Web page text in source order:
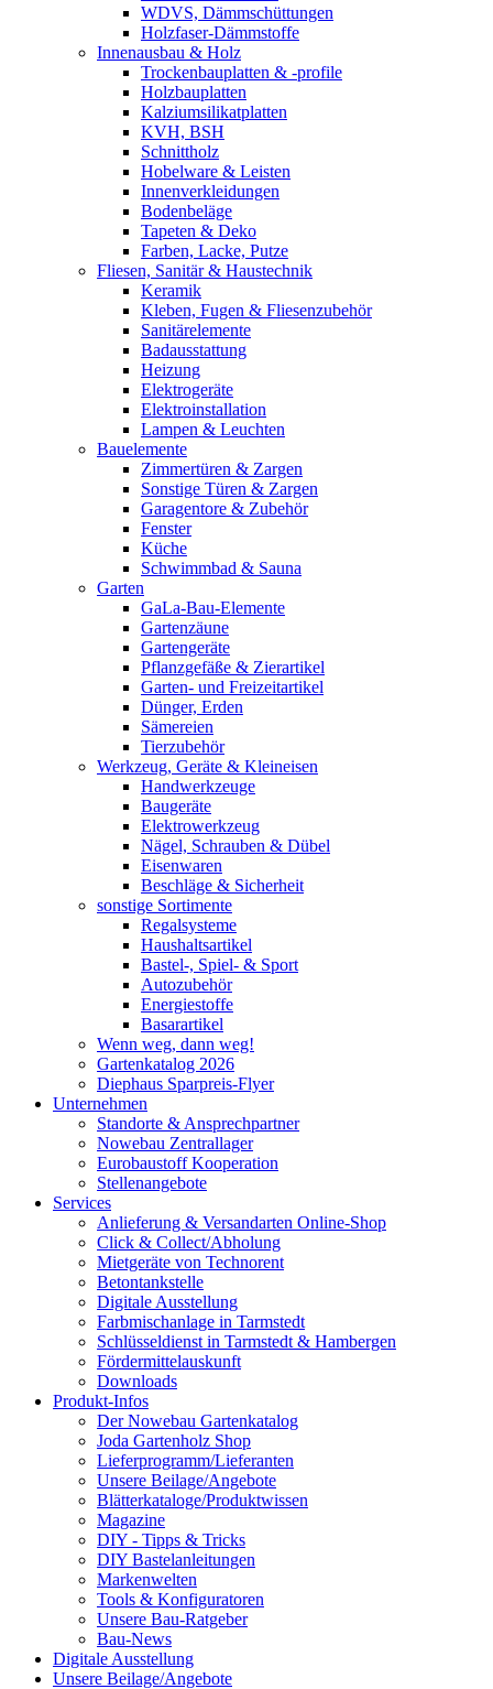
WDVS, Dämmschüttungen
Holzfaser-Dämmstoffe
Innenausbau & Holz
Trockenbauplatten & -profile
Holzbauplatten
Kalziumsilikatplatten
KVH, BSH
Schnittholz
Hobelware & Leisten
Innenverkleidungen
Bodenbeläge
Tapeten & Deko
Farben, Lacke, Putze
Fliesen, Sanitär & Haustechnik
Keramik
Kleben, Fugen & Fliesenzubehör
Sanitärelemente
Badausstattung
Heizung
Elektrogeräte
Elektroinstallation
Lampen & Leuchten
Bauelemente
Zimmertüren & Zargen
Sonstige Türen & Zargen
Garagentore & Zubehör
Fenster
Küche
Schwimmbad & Sauna
Garten
GaLa-Bau-Elemente
Gartenzäune
Gartengeräte
Pflanzgefäße & Zierartikel
Garten- und Freizeitartikel
Dünger, Erden
Sämereien
Tierzubehör
Werkzeug, Geräte & Kleineisen
Handwerkzeuge
Baugeräte
Elektrowerkzeug
Nägel, Schrauben & Dübel
Eisenwaren
Beschläge & Sicherheit
sonstige Sortimente
Regalsysteme
Haushaltsartikel
Bastel-, Spiel- & Sport
Autozubehör
Energiestoffe
Basarartikel
Wenn weg, dann weg!
Gartenkatalog 2026
Diephaus Sparpreis-Flyer
Unternehmen
Standorte & Ansprechpartner
Nowebau Zentrallager
Eurobaustoff Kooperation
Stellenangebote
Services
Anlieferung & Versandarten Online-Shop
Click & Collect/Abholung
Mietgeräte von Technorent
Betontankstelle
Digitale Ausstellung
Farbmischanlage in Tarmstedt
Schlüsseldienst in Tarmstedt & Hambergen
Fördermittelauskunft
Downloads
Produkt-Infos
Der Nowebau Gartenkatalog
Joda Gartenholz Shop
Lieferprogramm/Lieferanten
Unsere Beilage/Angebote
Blätterkataloge/Produktwissen
Magazine
DIY - Tipps & Tricks
DIY Bastelanleitungen
Markenwelten
Tools & Konfiguratoren
Unsere Bau-Ratgeber
Bau-News
Digitale Ausstellung
Unsere Beilage/Angebote